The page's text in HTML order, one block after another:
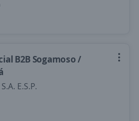
B2B Sogamoso /
E.S.P.